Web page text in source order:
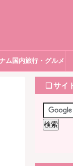
ム国内旅行・グルメ
❏ サイ